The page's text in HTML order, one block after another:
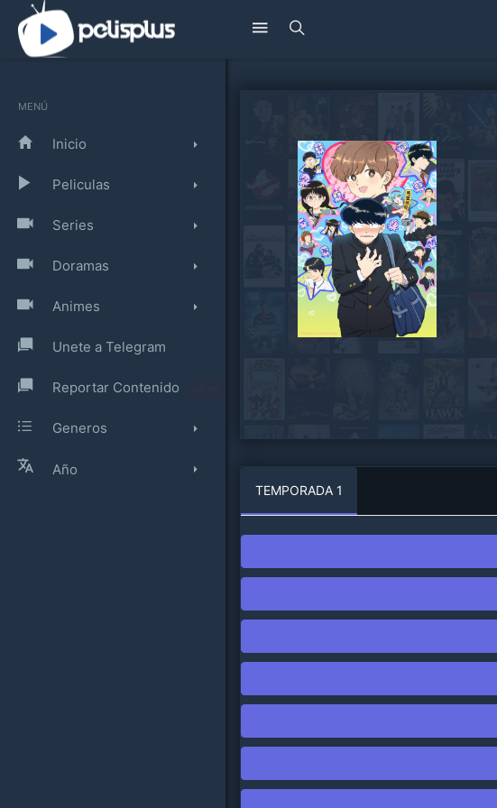
MENÚ
Inicio
Peliculas
Series
Doramas
Animes
Unete a Telegram
Reportar Contenido
Generos
Año
TEMPORADA 1